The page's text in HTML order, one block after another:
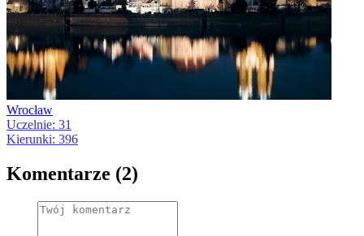
Wrocław
Uczelnie: 31
Kierunki: 396
Komentarze (2)